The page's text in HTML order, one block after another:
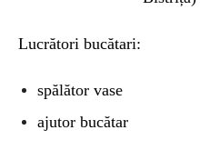
Lucrători bucătari:
spălător vase
ajutor bucătar